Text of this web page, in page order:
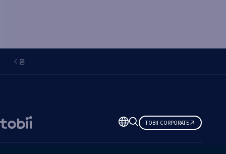
홈
언
어
TOBII CORPORATE